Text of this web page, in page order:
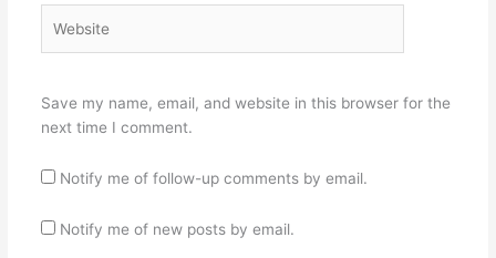
Save my name, email, and website in this browser for the
next time I comment.
Notify me of follow-up comments by email.
Notify me of new posts by email.